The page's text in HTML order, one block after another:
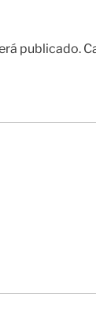
publicado.